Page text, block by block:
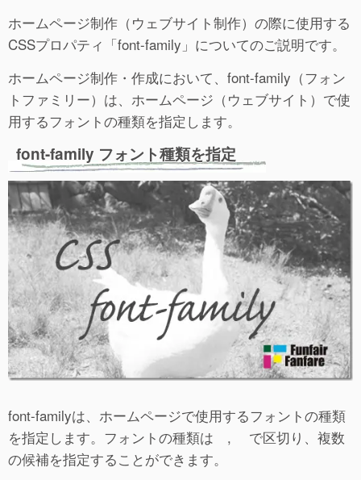
ホームページ制作（ウェブサイト制作）の際に使用する
CSSプロパティ「font-family」についてのご説明です。
ホームページ制作・作成において、font-family（フォン
トファミリー）は、ホームページ（ウェブサイト）で使
用するフォントの種類を指定します。
font-family フォント種類を指定
font-familyは、ホームページで使用するフォントの種類
を指定します。フォントの種類は , で区切り、複数
の候補を指定することができます。